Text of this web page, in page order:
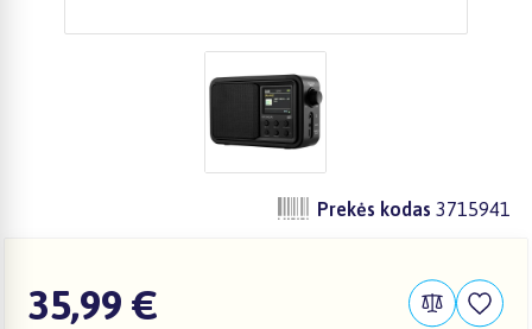
Prekės kodas 3715941
35,99 €